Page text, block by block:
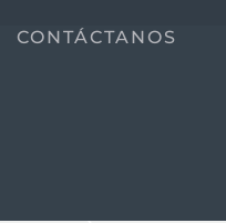
CONTÁCTANOS